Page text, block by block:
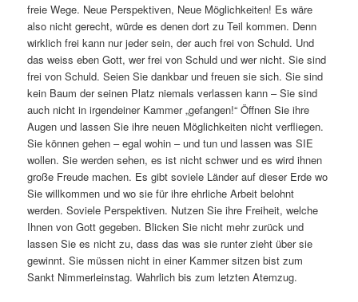
freie Wege. Neue Perspektiven, Neue Möglichkeiten! Es wäre
also nicht gerecht, würde es denen dort zu Teil kommen. Denn
wirklich frei kann nur jeder sein, der auch frei von Schuld. Und
das weiss eben Gott, wer frei von Schuld und wer nicht. Sie sind
frei von Schuld. Seien Sie dankbar und freuen sie sich. Sie sind
kein Baum der seinen Platz niemals verlassen kann – Sie sind
auch nicht in irgendeiner Kammer „gefangen!“ Öffnen Sie ihre
Augen und lassen Sie ihre neuen Möglichkeiten nicht verfliegen.
Sie können gehen – egal wohin – und tun und lassen was SIE
wollen. Sie werden sehen, es ist nicht schwer und es wird ihnen
große Freude machen. Es gibt soviele Länder auf dieser Erde wo
Sie willkommen und wo sie für ihre ehrliche Arbeit belohnt
werden. Soviele Perspektiven. Nutzen Sie ihre Freiheit, welche
Ihnen von Gott gegeben. Blicken Sie nicht mehr zurück und
lassen Sie es nicht zu, dass das was sie runter zieht über sie
gewinnt. Sie müssen nicht in einer Kammer sitzen bist zum
Sankt Nimmerleinstag. Wahrlich bis zum letzten Atemzug.